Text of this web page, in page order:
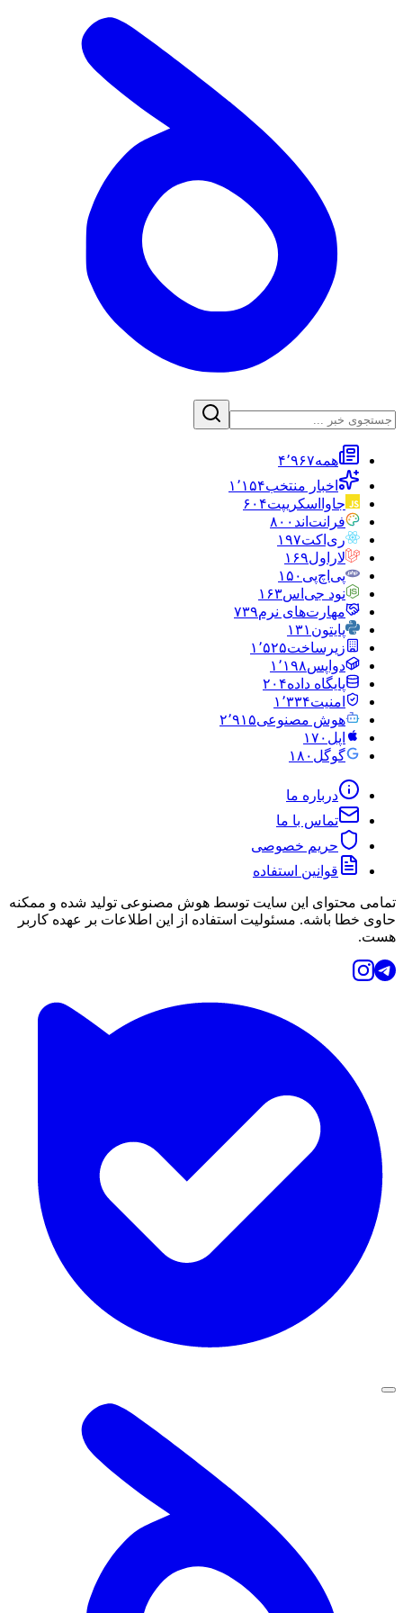
همه۴٬۹۶۷
اخبار منتخب۱٬۱۵۴
جاوااسکریپت۶۰۴
فرانت‌اند ۸۰۰
ری‌اکت۱۹۷
لاراول۱۶۹
پی‌اچ‌پی ۱۵۰
نود جی‌اس۱۶۳
مهارت‌های نرم۷۳۹
پایتون ۱۳۱
زیرساخت۱٬۵۲۵
دواپس۱٬۱۹۸
پایگاه داده۲۰۴
امنیت۱٬۳۳۴
هوش مصنوعی۲٬۹۱۵
اپل ۱۷۰
گوگل ۱۸۰
درباره ما
تماس با ما
حریم خصوصی
قوانین استفاده
تمامی محتوای این سایت توسط هوش مصنوعی تولید شده و ممکنه
حاوی خطا باشه. مسئولیت استفاده از این اطلاعات بر عهده کاربر
هست.